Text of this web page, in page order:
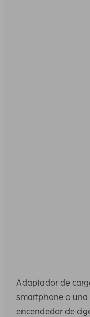
Adaptador de
smartphone o una
encendedor de